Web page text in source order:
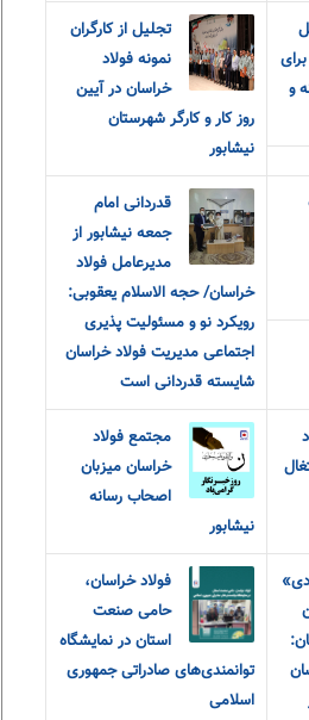
و
تجلیل از کارگران
نمونه فولاد
خراسان در آیین
روز کار و کارگر شهرستان
نیشابور
قدردانی امام
جمعه نیشابور از
مدیرعامل فولاد
خراسان/ حجه الاسلام یعقوبی:
رویکرد نو و مسئولیت پذیری
اجتماعی مدیریت فولاد خراسان
شایسته قدردانی است
مجتمع فولاد
خراسان میزبان
اصحاب رسانه
نیشابور
فولاد خراسان،
حامی صنعت
استان در نمایشگاه
توانمندی‌های صادراتی جمهوری
اسلامی